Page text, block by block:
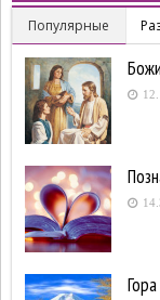
Популярные